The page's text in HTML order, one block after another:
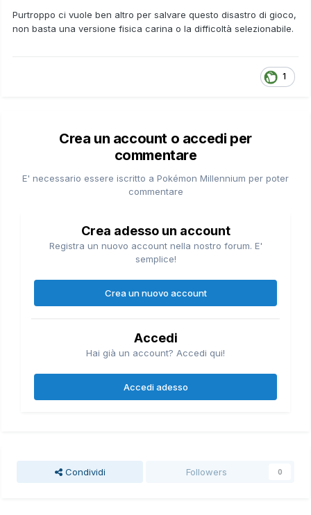
Purtroppo ci vuole ben altro per salvare questo disastro di gioco,
non basta una versione fisica carina o la difficoltà selezionabile.
1
Crea un account o accedi per
commentare
E' necessario essere iscritto a Pokémon Millennium per poter
commentare
Crea adesso un account
Registra un nuovo account nella nostro forum. E'
semplice!
Crea un nuovo account
Accedi
Hai già un account? Accedi qui!
Accedi adesso
Condividi Followers 0